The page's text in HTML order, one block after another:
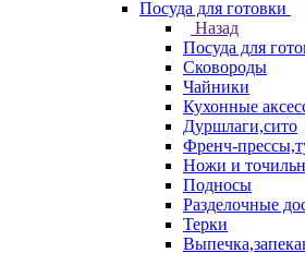
Посуда для готовки
Назад
Посуда для
Сковороды
Чайники
Кухонные
Дуршлаги,сито
Френч-
Ножи и
Подносы
Разделочные
Терки